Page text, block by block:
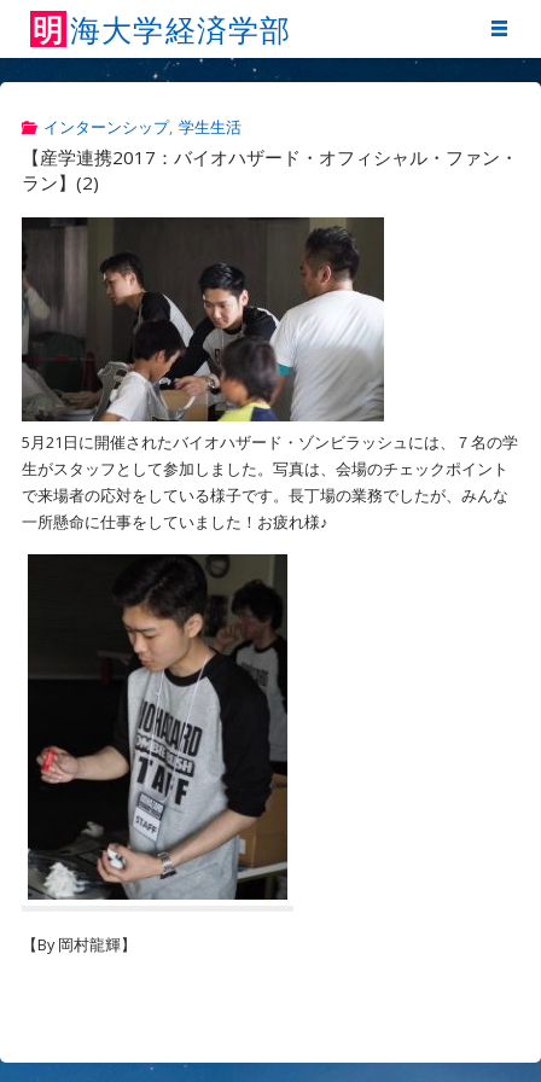
明 海大学経済学部
インターンシップ, 学生生活
【産学連携2017：バイオハザード・オフィシャル・ファン・
ラン】(2)
5月21日に開催されたバイオハザード・ゾンビラッシュには、７名の学
生がスタッフとして参加しました。写真は、会場のチェックポイント
で来場者の応対をしている様子です。長丁場の業務でしたが、みんな
一所懸命に仕事をしていました！お疲れ様♪
【By 岡村龍輝】